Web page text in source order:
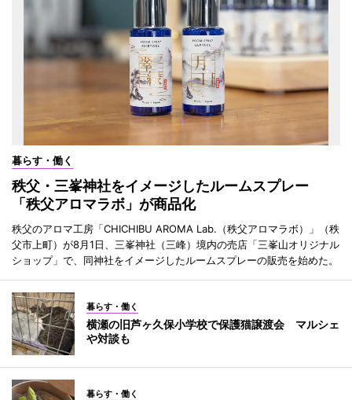
暮らす・働く
秩父・三峯神社をイメージしたルームスプレー
「秩父アロマラボ」が商品化
秩父のアロマ工房「CHICHIBU AROMA Lab.（秩父アロマラボ）」（秩
父市上町）が8月1日、三峯神社（三峰）境内の売店「三峯山オリジナル
ショップ」で、同神社をイメージしたルームスプレーの販売を始めた。
暮らす・働く
横瀬の旧芦ヶ久保小学校で保護猫譲渡会 マルシェ
や対談も
暮らす・働く